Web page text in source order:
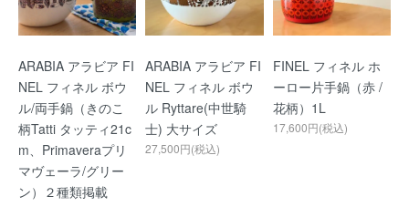
ARABIA アラビア FI
NEL フィネル ボウ
ル/両手鍋（きのこ
柄Tatti タッティ21c
m、Primaveraプリ
マヴェーラ/グリー
ン）２種類掲載
ARABIA アラビア FI
NEL フィネル ボウ
ル Ryttare(中世騎
士) 大サイズ
27,500円(税込)
FINEL フィネル ホ
ーロー片手鍋（赤 /
花柄）1L
17,600円(税込)